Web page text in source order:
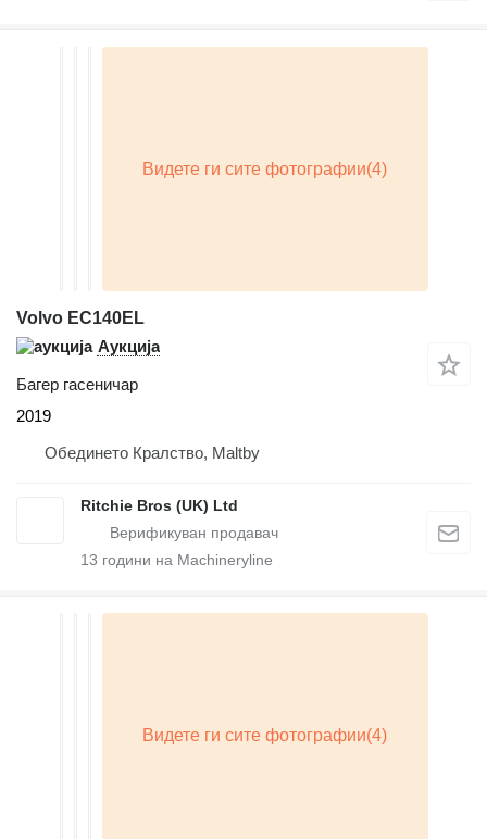
Volvo EC140EL
Аукција
Багер гасеничар
2019
Обединето Кралство, Maltby
Ritchie Bros (UK) Ltd
13 години на Machineryline